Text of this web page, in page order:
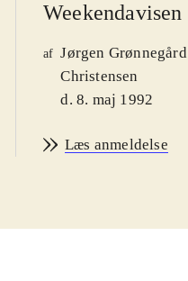
Weekendavisen
af Jørgen Grønnegård
Christensen
d. 8. maj 1992
Læs anmeldelse